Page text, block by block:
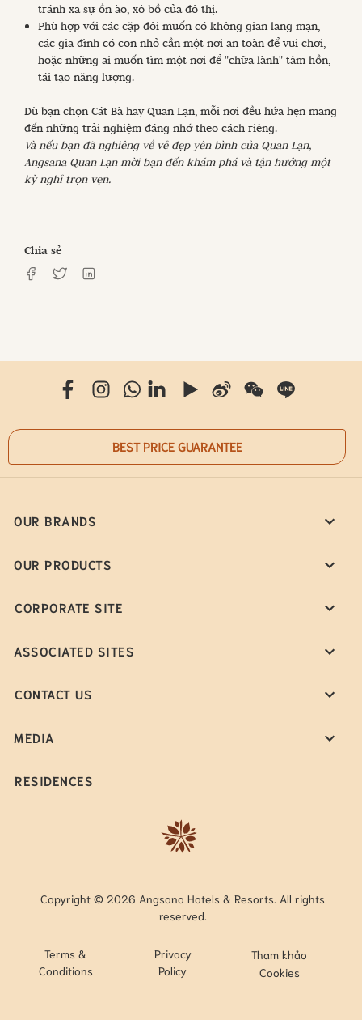
tránh xa sự ồn ào, xô bồ của đô thị.
Phù hợp với các cặp đôi muốn có không gian lãng mạn,
các gia đình có con nhỏ cần một nơi an toàn để vui chơi,
hoặc những ai muốn tìm một nơi để "chữa lành" tâm hồn,
tái tạo năng lượng.
Dù bạn chọn Cát Bà hay Quan Lạn, mỗi nơi đều hứa hẹn mang
đến những trải nghiệm đáng nhớ theo cách riêng.
Và nếu bạn đã nghiêng về vẻ đẹp yên bình của Quan Lạn,
Angsana Quan Lạn mời bạn đến khám phá và tận hưởng một
kỳ nghỉ trọn vẹn.
Chia sẻ
BEST PRICE GUARANTEE
OUR BRANDS
OUR PRODUCTS
CORPORATE SITE
ASSOCIATED SITES
CONTACT US
MEDIA
RESIDENCES
Copyright © 2026 Angsana Hotels & Resorts. All rights
reserved.
Terms &
Conditions
Privacy
Policy
Tham khảo
Cookies